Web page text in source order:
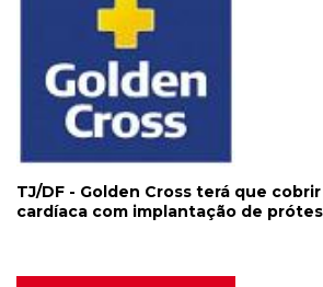
TJ/DF - Golden Cross terá que
cardíaca com implantação de